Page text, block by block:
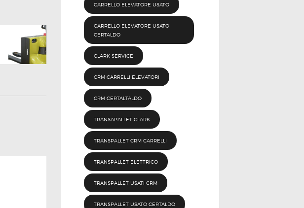
CARRELLO ELEVATORE USATO
CARRELLO ELEVATORE USATO
CERTALDO
CLARK SERVICE
CRM CARRELLI ELEVATORI
CRM CERTALTALDO
TRANSAPALLET CLARK
TRANSPALLET CRM CARRELLI
TRANSPALLET ELETTRICO
TRANSPALLET USATI CRM
TRANSPALLET USATO CERTALDO